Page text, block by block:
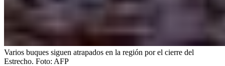
Varios buques siguen atrapados en la región por el cierre del
Estrecho. Foto: AFP